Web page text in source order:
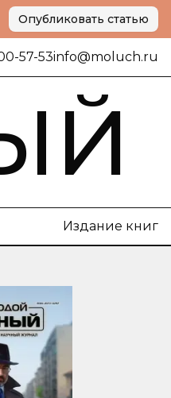
Опубликовать статью
57-53info@moluch.ru
Издание книг